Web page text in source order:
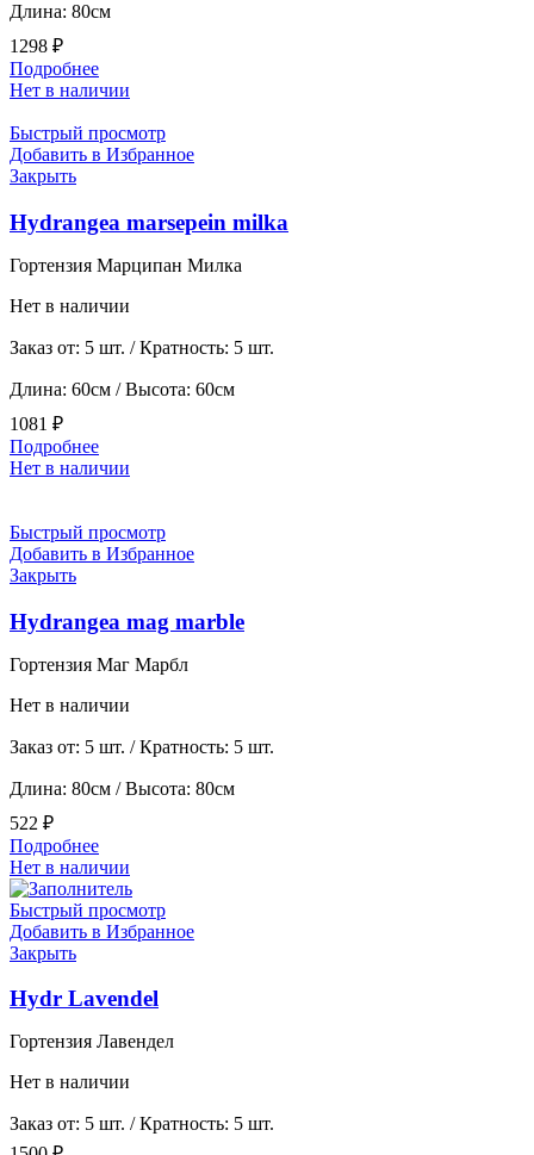
Длина: 80см
1298 ₽
Подробнее
Нет в наличии
Быстрый просмотр
Добавить в Избранное
Закрыть
Hydrangea marsepein milka
Гортензия Марципан Милка
Нет в наличии
Заказ от: 5 шт. / Кратность: 5 шт.
Длина: 60см / Высота: 60см
1081 ₽
Подробнее
Нет в наличии
Быстрый просмотр
Добавить в Избранное
Закрыть
Hydrangea mag marble
Гортензия Маг Марбл
Нет в наличии
Заказ от: 5 шт. / Кратность: 5 шт.
Длина: 80см / Высота: 80см
522 ₽
Подробнее
Нет в наличии
Быстрый просмотр
Добавить в Избранное
Закрыть
Hydr Lavendel
Гортензия Лавендел
Нет в наличии
Заказ от: 5 шт. / Кратность: 5 шт.